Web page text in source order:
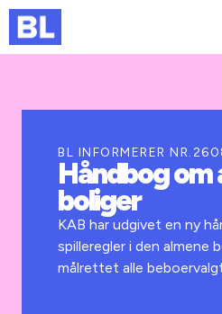
Kurser og arrangementer
Jobportalen
BL INFORMERER
Håndbog om
boliger
KAB har udgivet en ny
spilleregler i den almene
målrettet alle